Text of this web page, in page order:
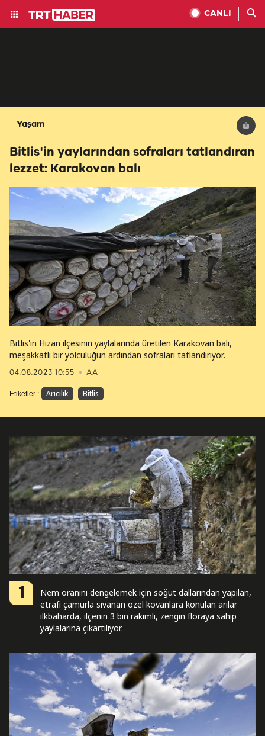
CANLI
Yaşam
Bitlis'in yaylarından sofraları tatlandıran
lezzet: Karakovan balı
04.08.2023 10:55 AA
Bitlis'in Hizan ilçesinin yaylalarında üretilen Karakovan balı,
meşakkatli bir yolculuğun ardından sofraları tatlandırıyor.
Etiketler : Arıcılık Bitlis
1
Nem oranını dengelemek için söğüt dallarından yapılan,
etrafı çamurla sıvanan özel kovanlara konulan arılar
ilkbaharda, ilçenin 3 bin rakımlı, zengin floraya sahip
yaylalarına çıkartılıyor.